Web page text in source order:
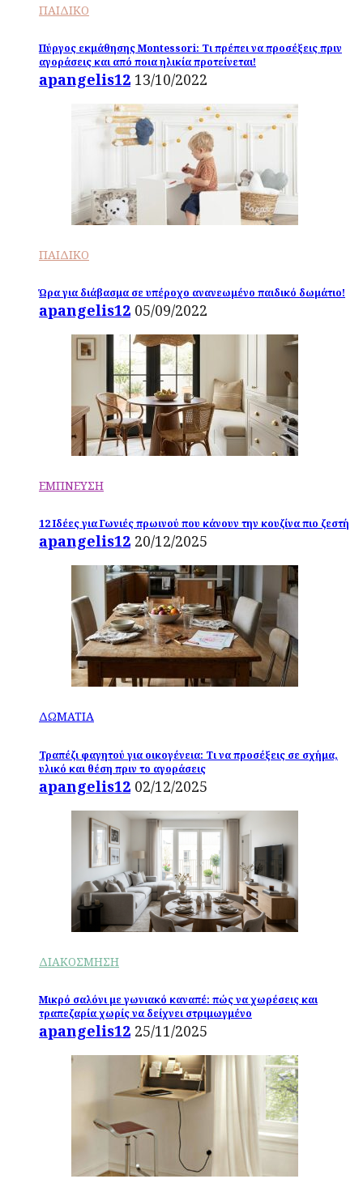
ΠΑΙΔΙΚΟ
Πύργος εκμάθησης Montessori: Τι πρέπει να προσέξεις πριν
αγοράσεις και από ποια ηλικία προτείνεται!
apangelis12 13/10/2022
ΠΑΙΔΙΚΟ
Ώρα για διάβασμα σε υπέροχο ανανεωμένο παιδικό δωμάτιο!
apangelis12 05/09/2022
ΕΜΠΝΕΥΣΗ
12 Ιδέες για Γωνιές πρωινού που κάνουν την κουζίνα πιο ζεστή
apangelis12 20/12/2025
ΔΩΜΑΤΙΑ
Τραπέζι φαγητού για οικογένεια: Τι να προσέξεις σε σχήμα,
υλικό και θέση πριν το αγοράσεις
apangelis12 02/12/2025
ΔΙΑΚΟΣΜΗΣΗ
Μικρό σαλόνι με γωνιακό καναπέ: πώς να χωρέσεις και
τραπεζαρία χωρίς να δείχνει στριμωγμένο
apangelis12 25/11/2025